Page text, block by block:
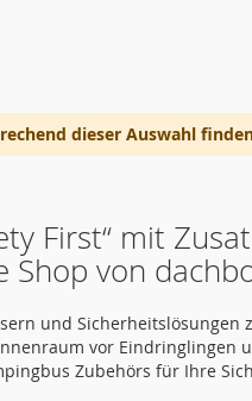
dieser Auswahl
First“ mit
Shop von
und Sicherheitslösungen
vor Eindringlingen
Zubehörs für Ihre